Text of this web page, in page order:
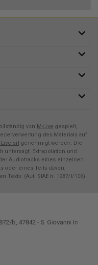
von M-Live gespielt,
des Materials auf
Live srl genehmigt werden. Die
Extrapolation und
Audiotracks eines einzelnen
oder eines Teils davon,
Texts. (Aut. SIAE n. 1287/I/106)
b, 47842 - S. Giovanni In